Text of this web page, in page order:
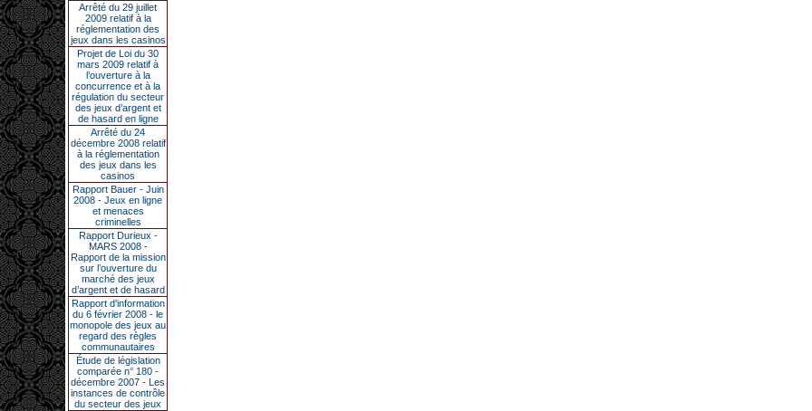
Arrêté du 29 juillet
2009 relatif à la
réglementation des
jeux dans les casinos
Projet de Loi du 30
mars 2009 relatif à
l’ouverture à la
concurrence et à la
régulation du secteur
des jeux d’argent et
de hasard en ligne
Arrêté du 24
décembre 2008 relatif
à la réglementation
des jeux dans les
casinos
Rapport Bauer - Juin
2008 - Jeux en ligne
et menaces
criminelles
Rapport Durieux -
MARS 2008 -
Rapport de la mission
sur l’ouverture du
marché des jeux
d’argent et de hasard
Rapport d'information
du 6 février 2008 - le
monopole des jeux au
regard des règles
communautaires
Étude de législation
comparée n° 180 -
décembre 2007 - Les
instances de contrôle
du secteur des jeux